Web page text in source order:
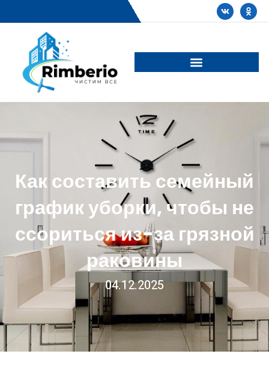
Как составить семейный
график уборки, чтобы не
ссориться из-за грязной
раковины
04.12.2025